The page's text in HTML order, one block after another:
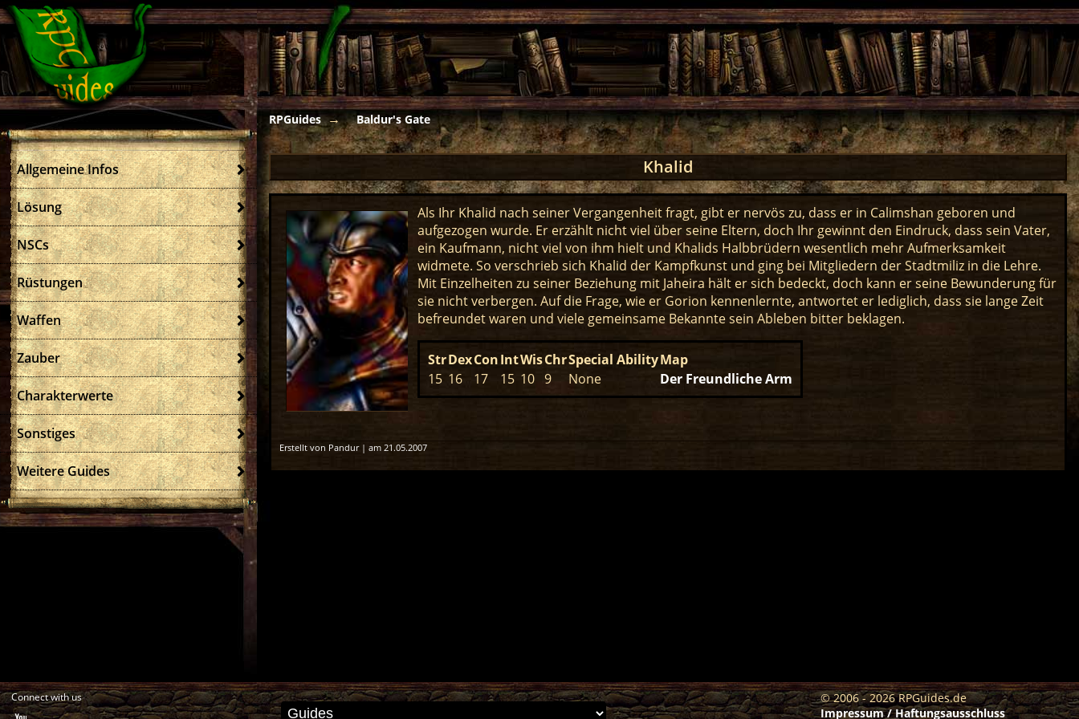
Allgemeine Infos
Lösung
NSCs
Rüstungen
Waffen
Zauber
Charakterwerte
Sonstiges
Weitere Guides
RPGuides Baldur's Gate
Khalid
Als Ihr Khalid nach seiner Vergangenheit fragt, gibt er nervös zu, dass er in Calimshan geboren und
aufgezogen wurde. Er erzählt nicht viel über seine Eltern, doch Ihr gewinnt den Eindruck, dass sein Vater,
ein Kaufmann, nicht viel von ihm hielt und Khalids Halbbrüdern wesentlich mehr Aufmerksamkeit
widmete. So verschrieb sich Khalid der Kampfkunst und ging bei Mitgliedern der Stadtmiliz in die Lehre.
Mit Einzelheiten zu seiner Beziehung mit Jaheira hält er sich bedeckt, doch kann er seine Bewunderung für
sie nicht verbergen. Auf die Frage, wie er Gorion kennenlernte, antwortet er lediglich, dass sie lange Zeit
befreundet waren und viele gemeinsame Bekannte sein Ableben bitter beklagen.
StrDexConIntWisChrSpecial AbilityMap
15 16 17 15 10 9 None Der Freundliche Arm
Erstellt von Pandur | am 21.05.2007
Connect with us
© 2006 - 2026 RPGuides.de
Impressum / Haftungsausschluss